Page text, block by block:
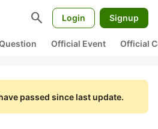
search Login Signup
Official Event Official
passed since last update.